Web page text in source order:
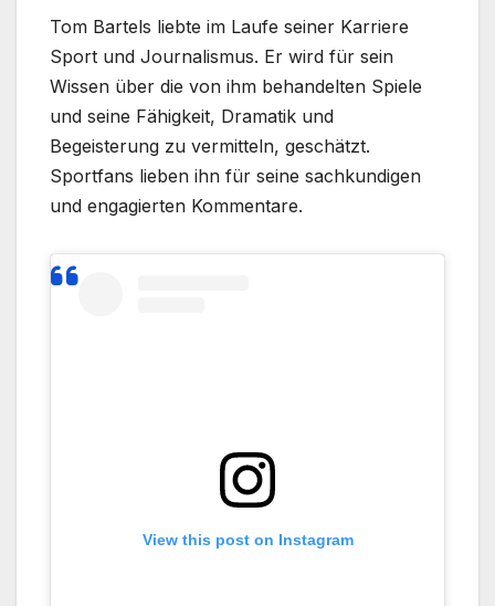
Tom Bartels liebte im Laufe seiner Karriere
Sport und Journalismus. Er wird für sein
Wissen über die von ihm behandelten Spiele
und seine Fähigkeit, Dramatik und
Begeisterung zu vermitteln, geschätzt.
Sportfans lieben ihn für seine sachkundigen
und engagierten Kommentare.
View this post on Instagram